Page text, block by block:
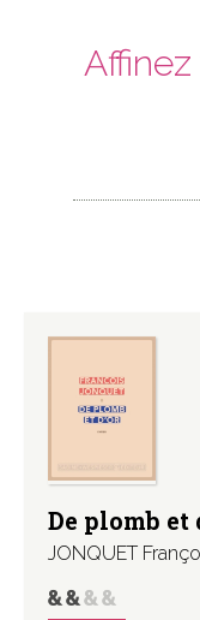
De plomb et
JONQUET